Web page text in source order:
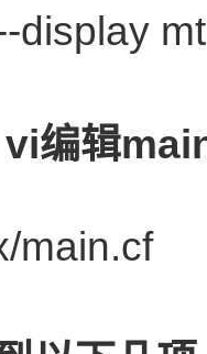
display
编辑
main.cf